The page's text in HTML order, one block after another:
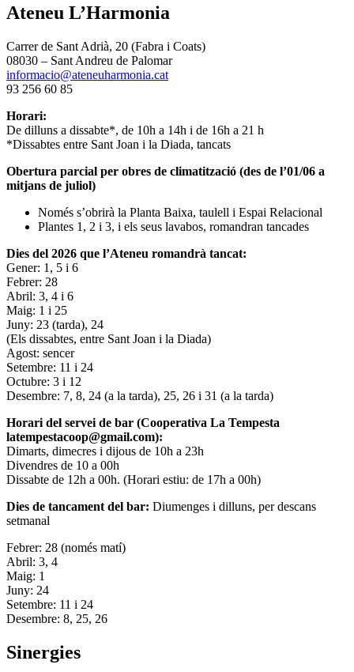
Ateneu L’Harmonia
Carrer de Sant Adrià, 20 (Fabra i Coats)
08030 – Sant Andreu de Palomar
informacio@ateneuharmonia.cat
93 256 60 85
Horari:
De dilluns a dissabte*, de 10h a 14h i de 16h a 21 h
*Dissabtes entre Sant Joan i la Diada, tancats
Obertura parcial per obres de climatització (des de l’01/06 a
mitjans de juliol)
Només s’obrirà la Planta Baixa, taulell i Espai Relacional
Plantes 1, 2 i 3, i els seus lavabos, romandran tancades
Dies del 2026 que l’Ateneu romandrà tancat:
Gener: 1, 5 i 6
Febrer: 28
Abril: 3, 4 i 6
Maig: 1 i 25
Juny: 23 (tarda), 24
(Els dissabtes, entre Sant Joan i la Diada)
Agost: sencer
Setembre: 11 i 24
Octubre: 3 i 12
Desembre: 7, 8, 24 (a la tarda), 25, 26 i 31 (a la tarda)
Horari del servei de bar (Cooperativa La Tempesta
latempestacoop@gmail.com):
Dimarts, dimecres i dijous de 10h a 23h
Divendres de 10 a 00h
Dissabte de 12h a 00h. (Horari estiu: de 17h a 00h)
Dies de tancament del bar: Diumenges i dilluns, per descans
setmanal
Febrer: 28 (només matí)
Abril: 3, 4
Maig: 1
Juny: 24
Setembre: 11 i 24
Desembre: 8, 25, 26
Sinergies